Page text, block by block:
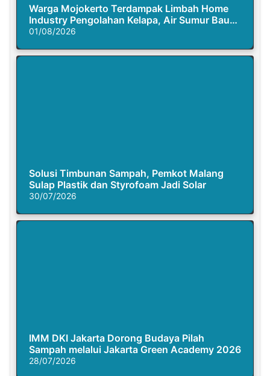
Warga Mojokerto Terdampak Limbah Home
Industry Pengolahan Kelapa, Air Sumur Bau
Busuk
01/08/2026
Solusi Timbunan Sampah, Pemkot Malang
Sulap Plastik dan Styrofoam Jadi Solar
30/07/2026
IMM DKI Jakarta Dorong Budaya Pilah
Sampah melalui Jakarta Green Academy 2026
28/07/2026